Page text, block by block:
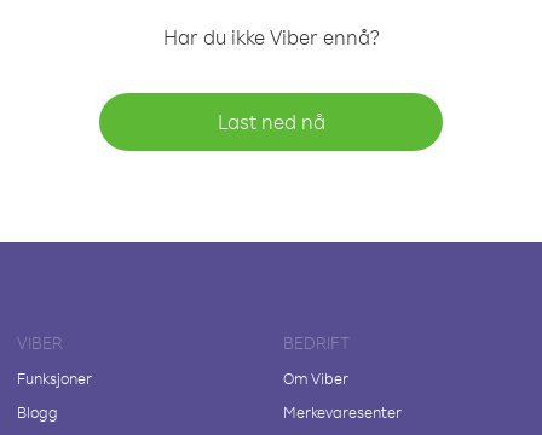
Har du ikke Viber ennå?
Last ned nå
VIBER
Funksjoner
Blogg
BEDRIFT
Om Viber
Merkevaresenter